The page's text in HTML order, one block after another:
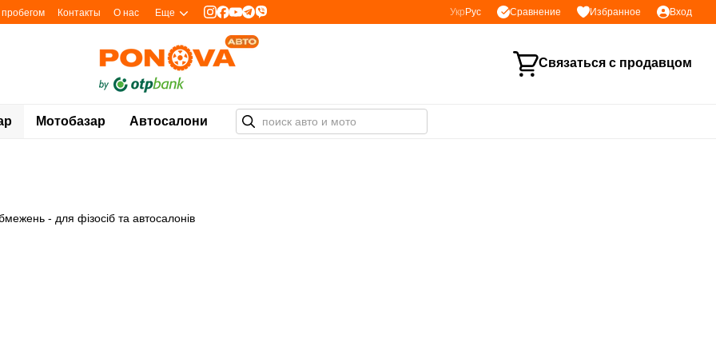
Контакты О нас Еще Укр Рус Сравнение Избранное Вход
Связаться с продавцом
Мотобазар Автосалони